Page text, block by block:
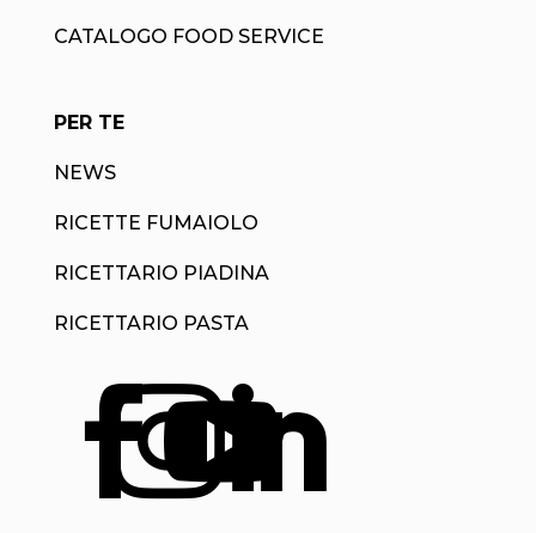
CATALOGO FOOD SERVICE
PER TE
NEWS
RICETTE FUMAIOLO
RICETTARIO PIADINA
RICETTARIO PASTA



